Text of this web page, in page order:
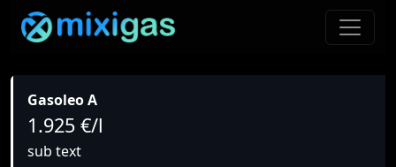
Gasoleo A
1.925 €/l
sub text